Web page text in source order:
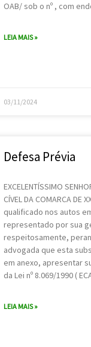
OAB/ sob o nº , com
LEIA MAIS »
03/11/2024
Defesa Prévia
EXCELENTÍSSIMO
CÍVEL DA COMARCA DE
qualificado nos autos
representado por sua
respeitosamente,
advogada que esta
em anexo, apresentar
da Lei nº 8.069/1990 (
LEIA MAIS »